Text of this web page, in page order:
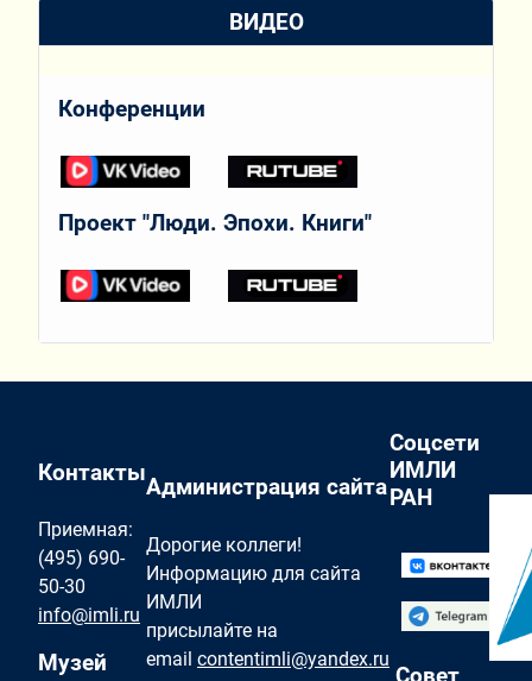
ВИДЕО
Конференции
Проект "Люди. Эпохи. Книги"
Контакты
Приемная:
(495) 690-
50-30
info@imli.ru
Музей
Администрация сайта
Дорогие коллеги!
Информацию для сайта
ИМЛИ
присылайте на
email contentimli@yandex.ru
Соцсети
ИМЛИ
РАН
Совет